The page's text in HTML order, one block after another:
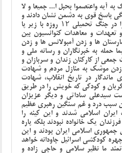
آیه واعتصموا بحبل ا... جمیعا و لا
پاسخ قوی به دشمن نشان دادند و
دشمن کینه و‌ خشم خویش را در جنگ تحمیلی ۱۲ روزه با زیر پا
تعهدات و معاهدات کنوانسیون بین
ها و زدن آمبولانس ها و زدن
‌حمله به خبرنگاران و رسانه ملی و
از کارکنان زندان و سربازان و
زدن موشک به منازل مردم و شهادت
در تاریخ انقلاب، شهادت
و کودکی که خویش را در طریق
سیدعلی ساداتی و دیگر عزیزان
سبب درد و غم سنگین رهبری عظیم
اسلامی شدند و این کینه را
یک خانواده نبودند بلکه پاره
اسلامی ایران بودند و این
کودکشی اسرائیل جاودانه خواهد
ما نظیر سلامی و حاجی زاده و